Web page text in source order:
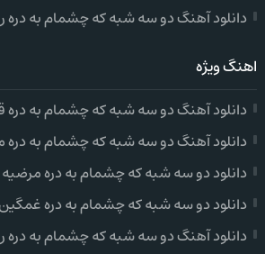
دانلود آهنگ دو سه شبه که چشمام به
اهنگ ویژه
دانلود آهنگ دو سه شبه که چشمام به دره
دانلود آهنگ دو سه شبه که چشمام به
دانلود دو سه شبه که چشمام به دره مرضیه
دانلود دو سه شبه که چشمام به دره
دانلود آهنگ دو سه شبه که چشمام به